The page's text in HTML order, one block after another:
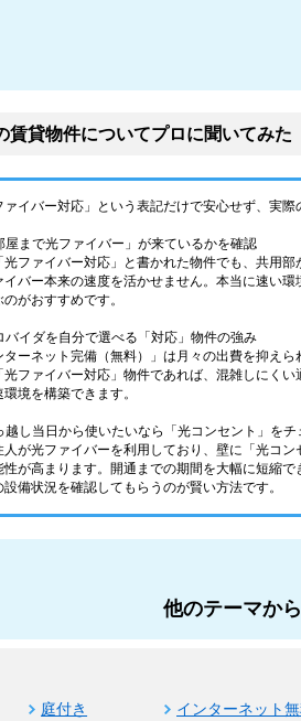
賃貸物件についてプロに聞いてみた
ァイバー対応」という表記だけで安心せず、実
屋まで光ファイバー」が来ているかを確認
光ファイバー対応」と書かれた物件でも、共用
イバー本来の速度を活かせません。本当に速い
のがおすすめです。
バイダを自分で選べる「対応」物件の強み
ターネット完備（無料）」は月々の出費を抑え
光ファイバー対応」物件であれば、混雑しにく
環境を構築できます。
越し当日から使いたいなら「光コンセント」をチ
人が光ファイバーを利用しており、壁に「光コ
性が高まります。開通までの期間を大幅に短縮
設備状況を確認してもらうのが賢い方法です。
他のテーマか
庭付き インターネット